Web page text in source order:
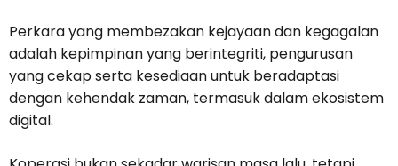
Perkara yang membezakan kejayaan dan kegagalan
adalah kepimpinan yang berintegriti, pengurusan
yang cekap serta kesediaan untuk beradaptasi
dengan kehendak zaman, termasuk dalam ekosistem
digital.